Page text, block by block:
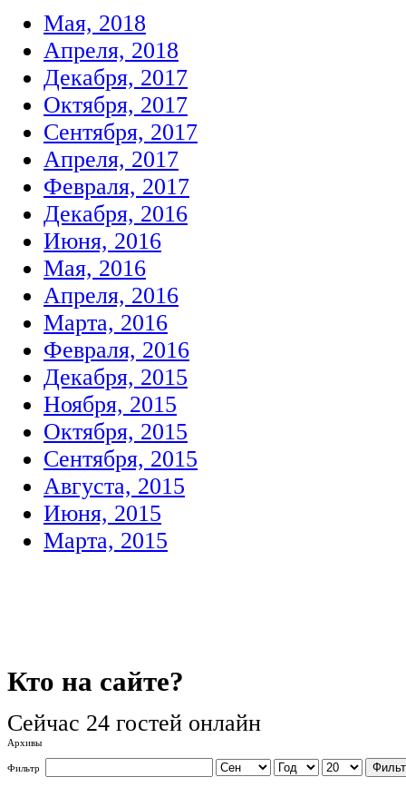
Мая, 2018
Апреля, 2018
Декабря, 2017
Октября, 2017
Сентября, 2017
Апреля, 2017
Февраля, 2017
Декабря, 2016
Июня, 2016
Мая, 2016
Апреля, 2016
Марта, 2016
Февраля, 2016
Декабря, 2015
Ноября, 2015
Октября, 2015
Сентября, 2015
Августа, 2015
Июня, 2015
Марта, 2015
Кто на сайте?
Сейчас 24 гостей онлайн
Архивы
Фильтр